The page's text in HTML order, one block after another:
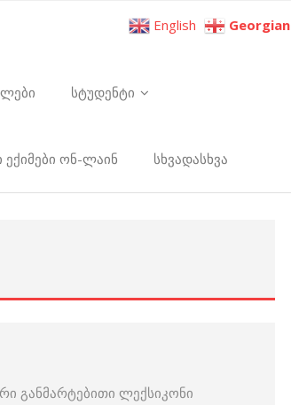
სტუდენტი
ონ-ლაინ სხვადასხვა
განმარტებითი ლექსიკონი
English Georgian